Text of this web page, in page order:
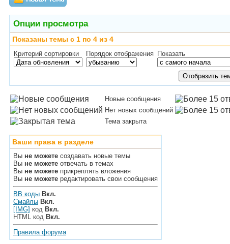
Опции просмотра
Показаны темы с 1 по 4 из 4
Критерий сортировки Порядок отображения Показать
Новые сообщения
Нет новых сообщений
Тема закрыта
Ваши права в разделе
Вы не можете создавать новые темы
Вы не можете отвечать в темах
Вы не можете прикреплять вложения
Вы не можете редактировать свои сообщения
BB коды Вкл.
Смайлы Вкл.
[IMG] код Вкл.
HTML код Вкл.
Правила форума